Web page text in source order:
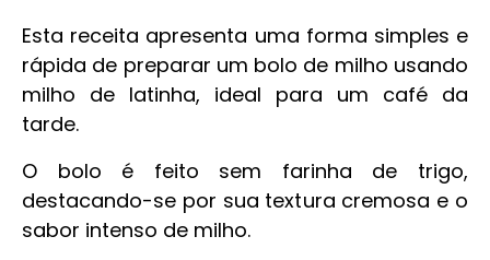
Esta receita apresenta uma forma simples e
rápida de preparar um bolo de milho usando
milho de latinha, ideal para um café da
tarde.
O bolo é feito sem farinha de trigo,
destacando-se por sua textura cremosa e o
sabor intenso de milho.